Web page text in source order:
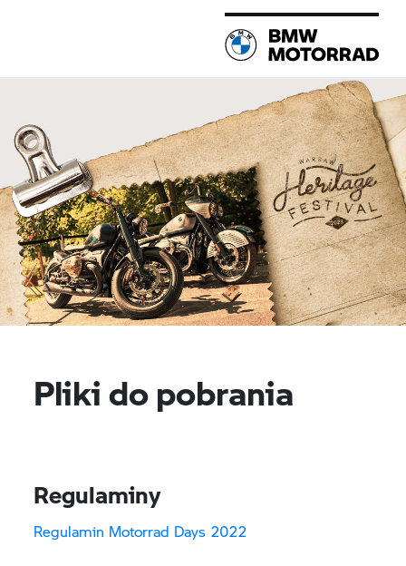
Pliki do pobrania
Regulaminy
Regulamin Motorrad Days 2022